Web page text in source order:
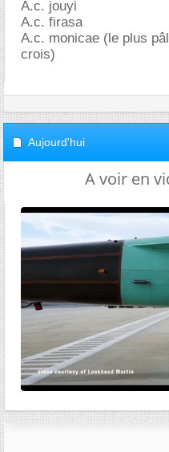
A.c. jouyi
A.c. firasa
A.c. monicae (le plus
crois)
Aujourd'hui
A voir en